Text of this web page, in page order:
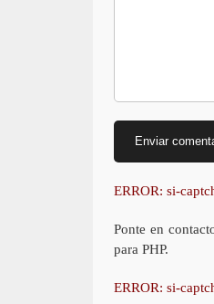
ERROR: si-
Ponte en
para PHP.
ERROR: si-